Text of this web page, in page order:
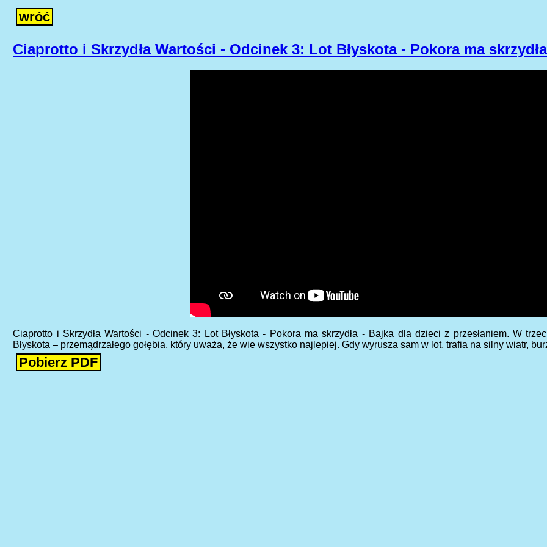
wróć
Ciaprotto i Skrzydła Wartości - Odcinek 3: Lot Błyskota - Pokora ma skrzydła
Ciaprotto i Skrzydła Wartości - Odcinek 3: Lot Błyskota - Pokora ma skrzydła - Bajka dla dzieci z przesłaniem. W
Błyskota – przemądrzałego gołębia, który uważa, że wie wszystko najlepiej. Gdy wyrusza sam w lot, trafia na silny wiatr,
Pobierz PDF